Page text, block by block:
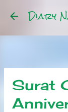
Diary
Surat